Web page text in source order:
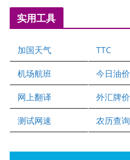
国际注册执业营养师公会
爱德华连锁酒店万锦分店
健健宝公司
二十一世纪美联地产公司
全球趋势移民留学
盛达资本
正点印艺设计
实用工具
加国天气 TTC
机场航班 今日油价
网上翻译 外汇牌价
测试网速 农历查询